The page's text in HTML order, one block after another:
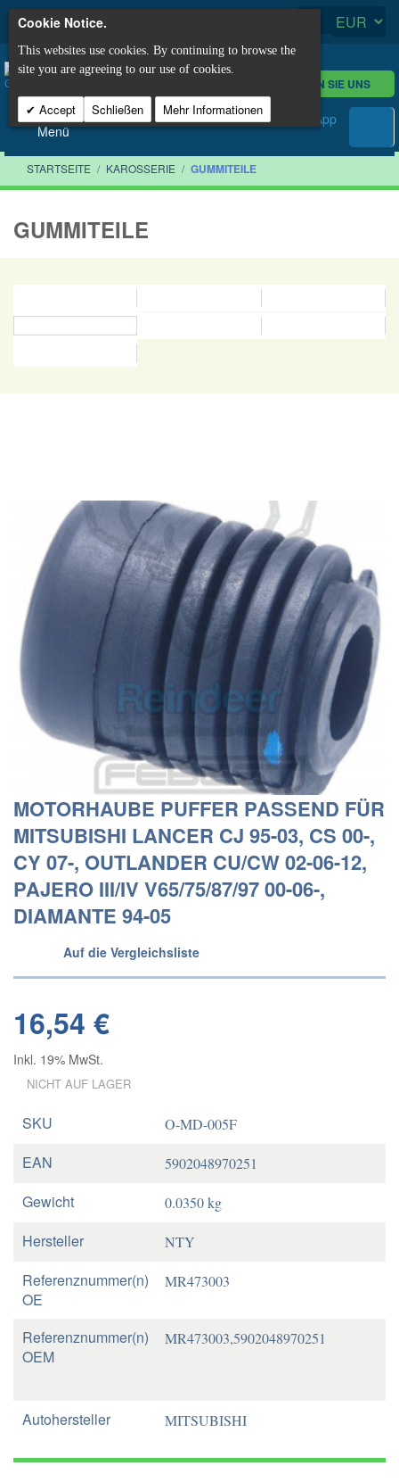
KONTAKTIEREN SIE UNS
Menü
STARTSEITE / KAROSSERIE / GUMMITEILE
GUMMITEILE
MOTORHAUBE PUFFER PASSEND FÜR
MITSUBISHI LANCER CJ 95-03, CS 00-,
CY 07-, OUTLANDER CU/CW 02-06-12,
PAJERO III/IV V65/75/87/97 00-06-,
DIAMANTE 94-05
Auf die Vergleichsliste
16,54 €
Inkl. 19% MwSt.
NICHT AUF LAGER
SKU O-MD-005F
EAN 5902048970251
Gewicht 0.0350 kg
Hersteller NTY
Referenznummer(n)
OE
MR473003
Referenznummer(n)
OEM
MR473003,5902048970251
Autohersteller MITSUBISHI
Cookie Notice.
This websites use cookies. By continuing to browse the
site you are agreeing to our use of cookies.
Accept Schließen Mehr Informationen